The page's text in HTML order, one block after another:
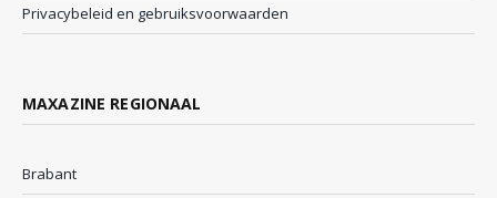
Privacybeleid en gebruiksvoorwaarden
MAXAZINE REGIONAAL
Brabant